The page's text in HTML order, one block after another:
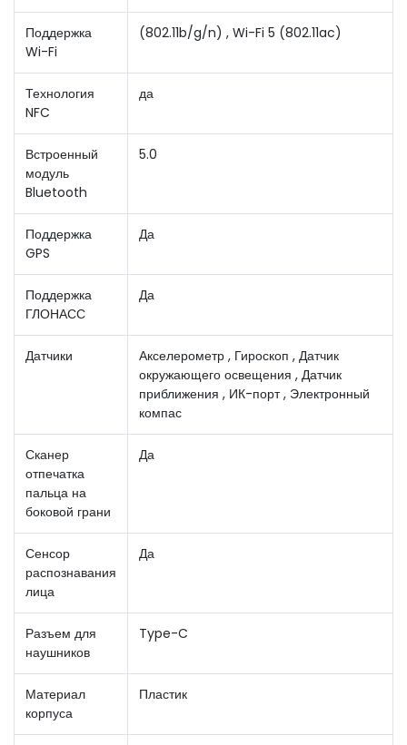
Поддержка
Wi-Fi
(802.11b/g/n) , Wi-Fi 5 (802.11ac)
Технология
NFC
да
Встроенный
модуль
Bluetooth
5.0
Поддержка
GPS
Да
Поддержка
ГЛОНАСС
Да
Датчики
Акселерометр , Гироскоп , Датчик
окружающего освещения , Датчик
приближения , ИК-порт , Электронный
компас
Сканер
отпечатка
пальца на
боковой грани
Да
Сенсор
распознавания
лица
Да
Разъем для
наушников
Type-C
Материал
корпуса
Пластик